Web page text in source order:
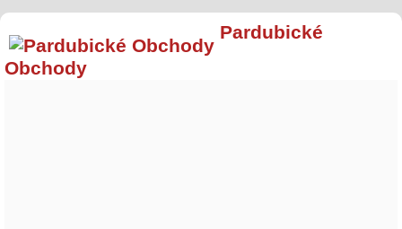
Pardubické
Obchody